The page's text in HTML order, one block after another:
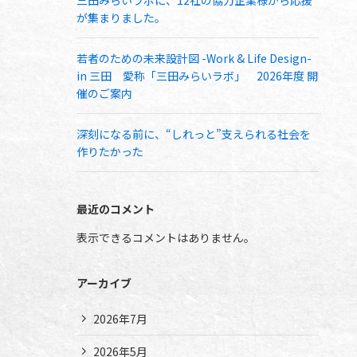
が集まりました。
若者のための未来設計図 -Work & Life Design-
in 三田 愛称「三田みらいラボ」 2026年度 開
催のご案内
深刻になる前に、“しれっと”支えられる社会を
作りたかった
最近のコメント
表示できるコメントはありません。
アーカイブ
2026年7月
2026年5月